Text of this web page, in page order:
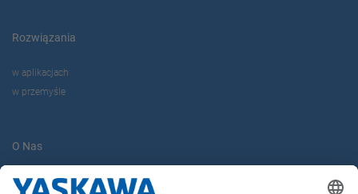
Rozwiązania
w aplikacjach
w przemyśle
O Nas
Yaskawa Europe Gmbh